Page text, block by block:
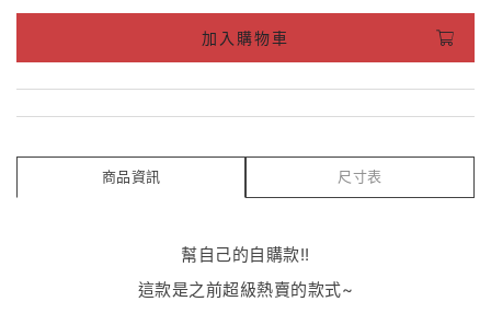
加入購物車
商品資訊 尺寸表
幫自己的自購款!!
這款是之前超級熱賣的款式~